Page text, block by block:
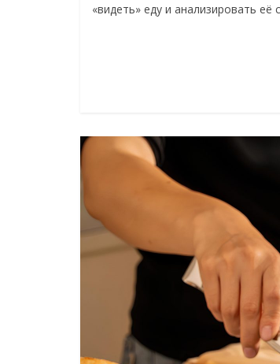
«видеть» еду и анализировать её